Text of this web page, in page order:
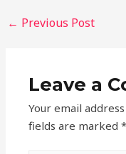
← Previous Post
Leave a
Your email
fields are marked*